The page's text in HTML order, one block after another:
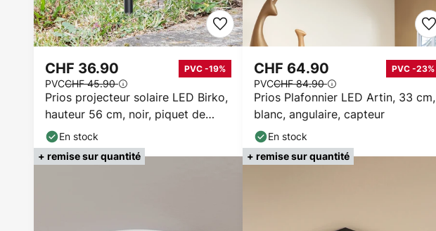
Prios projecteur solaire LED Birko,
hauteur 56 cm, noir, piquet de
terre
CHF 36.90 PVC -19%
PVCCHF 45.90
En stock
Prios Plafonnier LED Artin, 33 cm,
blanc, angulaire, capteur
CHF 64.90 PVC -23%
PVCCHF 84.90
En stock
+ remise sur quantité + remise sur quantité